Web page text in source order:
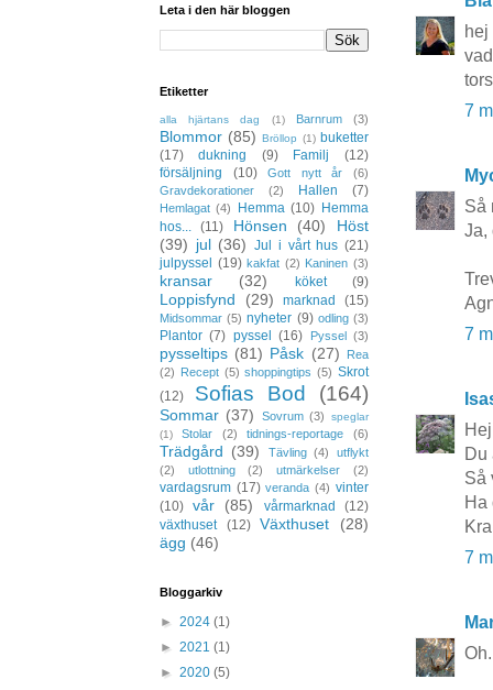
7
Så
Ja,
7
Du
Så
Ha
7
Leta i den här bloggen
Etiketter
alla hjärtans dag (1) Barnrum (3)
Blommor (85) Bröllop (1) buketter
(17)
dukning (9) Familj
(12)
försäljning
(10) Gott nytt år
(6)
Gravdekorationer
(2) Hallen (7)
Hemlagat (4) Hemma (10) Hemma
hos...
(11) Hönsen (40)
Höst
(39) jul (36) Jul i vårt hus (21)
julpyssel
(19) kakfat (2) Kaninen (3)
kransar (32) köket (9)
Loppisfynd (29) marknad (15)
Midsommar (5) nyheter (9) odling (3)
Plantor (7) pyssel (16) Pyssel (3)
pysseltips (81) Påsk (27)
Rea
(2) Recept (5) shoppingtips (5) Skrot
(12)
Sofias Bod (164)
Sommar (37) Sovrum (3)
speglar
(1)
Stolar (2) tidnings-reportage (6)
Trädgård (39) Tävling (4)
utflykt
(2)
utlottning (2) utmärkelser (2)
vardagsrum (17) veranda (4) vinter
(10) vår (85) vårmarknad
(12)
växthuset
(12) Växthuset
(28)
ägg (46)
Bloggarkiv
► 2024 (1)
► 2021 (1)
► 2020 (5)